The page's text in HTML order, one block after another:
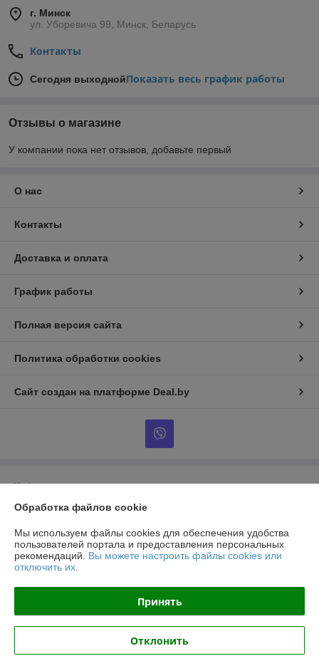
г. Минск
ул. Уборевича 99, Минск, Беларусь
Контакты
Сегодня выходнойПоказать весь график работы
Отзывы о магазине
У компании пока нет отзывов, добавьте первый
О нас
Контакты
Доставка и оплата
График работы
Полная версия сайта
Политика обработки cookies
Сайт создан на платформе Deal.by
Информация для покупателя
Юридическое лицо:ООО ТорМашТорг
Регистрационный номер ЕГР: 193809924
УНП: 193809924
Регистрационный орган: Минский городской исполнительный комитет
Дата регистрации компании: 12.11.2024
Обработка файлов cookie
Мы используем файлы cookies для обеспечения удобства
пользователей портала и предоставления персональных
рекомендаций. Вы можете настроить файлы cookies или
отключить их.
Принять
Отклонить